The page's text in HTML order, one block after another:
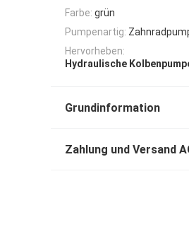
Farbe: grün
Pumpenartig:
Hervorheben:
Hydraulische
Grundinformation
Zahlung und Versand